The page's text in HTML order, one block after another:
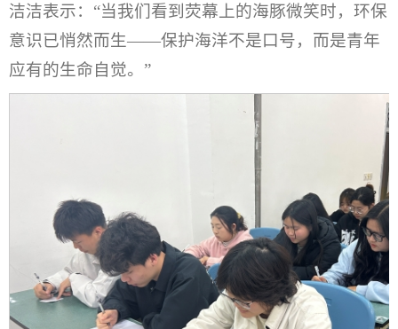
洁洁表示：“当我们看到荧幕上的海豚微笑时，环保
意识已悄然而生——保护海洋不是口号，而是青年
应有的生命自觉。”